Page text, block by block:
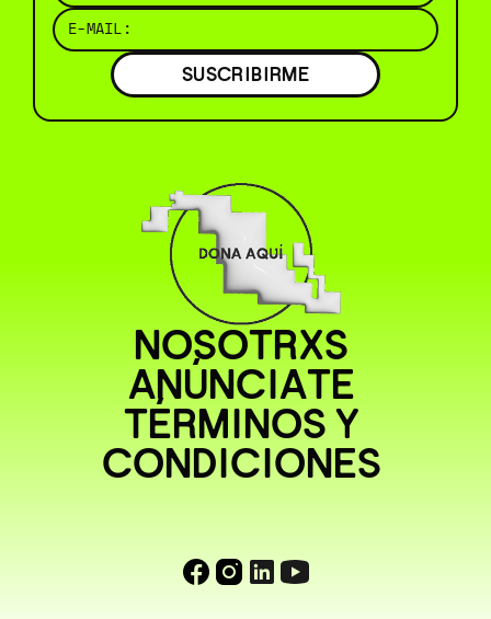
SUSCRIBIRME
NOSOTRXS
ANÚNCIATE
TÉRMINOS Y
CONDICIONES